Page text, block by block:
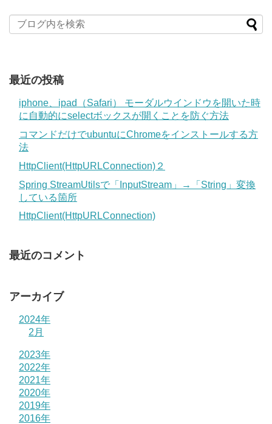
最近の投稿
iphone、ipad（Safari） モーダルウインドウを開いた時
に自動的にselectボックスが開くことを防ぐ方法
コマンドだけでubuntuにChromeをインストールする方
法
HttpClient(HttpURLConnection)２
Spring StreamUtilsで「InputStream」→「String」変換
している箇所
HttpClient(HttpURLConnection)
最近のコメント
アーカイブ
2024年
2月
2023年
2022年
2021年
2020年
2019年
2016年